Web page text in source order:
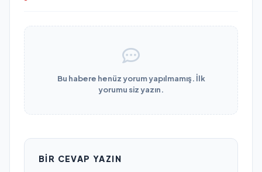
Bu habere henüz yorum yapılmamış. İlk
yorumu siz yazın.
BIR CEVAP YAZIN